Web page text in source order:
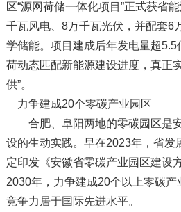
区“源网荷储一体化项目”正式获省
千瓦风电、8万千瓦光伏，并配套6
学储能。项目建成后年发电量超5.5
荷动态匹配新能源建设进度，真正
供”。
力争建成20个零碳产业园区
合肥、阜阳两地的零碳园区是
设的生动实践。早在2023年，省发
定印发《安徽省零碳产业园区建设
2030年，力争建成20个以上零碳
竞争力居于国际先进水平。